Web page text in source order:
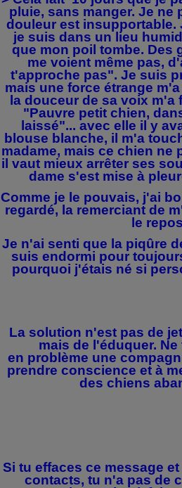
pluie, sans manger. Je ne
douleur est insupportable.
je suis dans un lieu
que mon poil tombe. Des
me voient même pas,
t'approche pas". Je suis
mais une force étrange
la douceur de sa voix m'a
"Pauvre petit chien,
laissé"... avec elle il y
blouse blanche, il m'a
madame, mais ce chien ne
il vaut mieux arrêter ses
dame s'est mise à
Comme je le pouvais, j'ai
regardé, la remerciant de
le
Je n'ai senti que la piqûre
suis endormi pour
pourquoi j'étais né si
La solution n'est pas de
mais de l'éduquer.
en problème une
prendre conscience et à
des chiens
Si tu effaces ce message
contacts, tu n'a pas de